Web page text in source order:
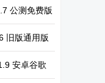
公测免费版
旧版通用版
安卓谷歌